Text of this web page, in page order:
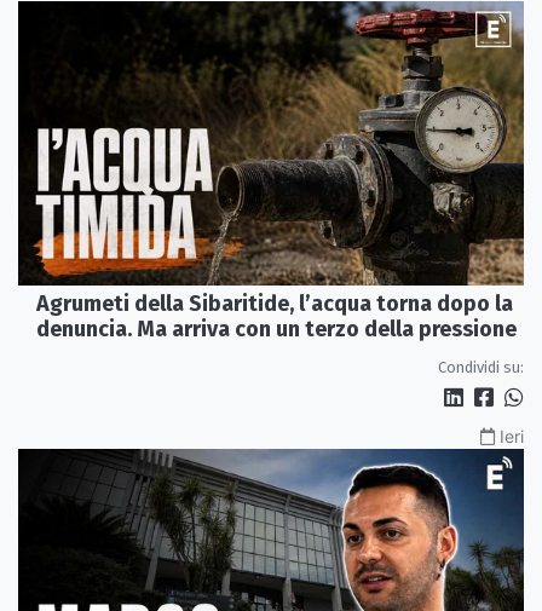
Agrumeti della Sibaritide, l’acqua torna dopo la
denuncia. Ma arriva con un terzo della pressione
Condividi su:
Ieri